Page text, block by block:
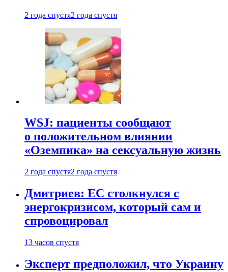
2 года спустя2 года спустя
WSJ: пациенты сообщают
о положительном влиянии
«Оземпика» на сексуальную жизнь
2 года спустя2 года спустя
Дмитриев: ЕС столкнулся с
энергокризисом, который сам и
спровоцировал
13 часов спустя
Эксперт предположил, что Украину